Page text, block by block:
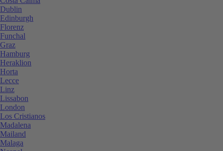
Dublin
Edinburgh
Florenz
Funchal
Graz
Hamburg
Heraklion
Horta
Lecce
Linz
Lissabon
London
Los Cristianos
Madalena
Mailand
Malaga